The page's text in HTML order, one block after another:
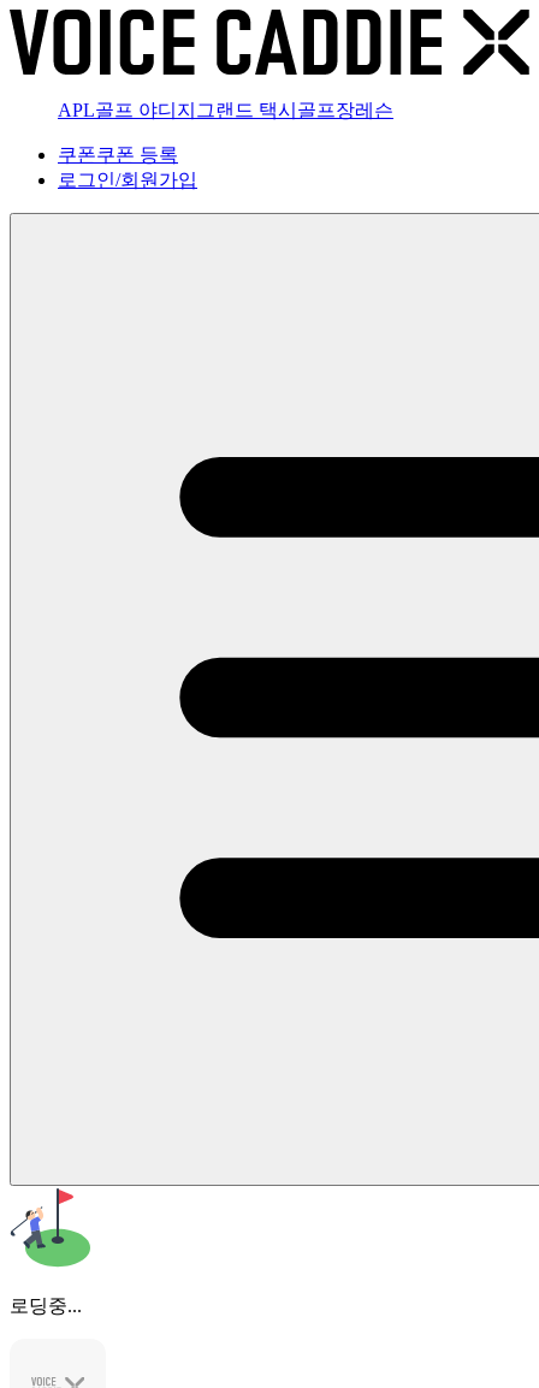
APL골프 야디지 그랜드 택시 골프장레슨
쿠폰쿠폰 등록
로그인/회원가입
로딩중...